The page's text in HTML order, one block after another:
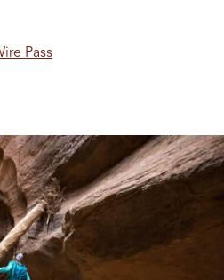
Pass